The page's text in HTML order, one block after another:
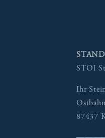
STOI
Ihr
87437